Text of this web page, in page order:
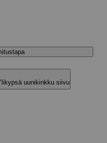
uunikinkku siivu